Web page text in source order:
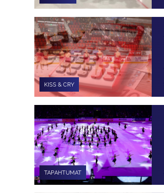
KISS & CRY
TAPAHTUMAT